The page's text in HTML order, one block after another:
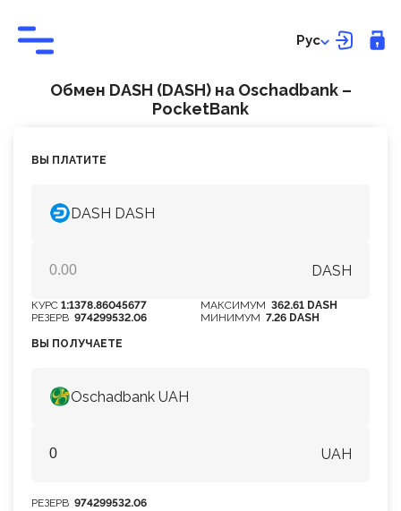
Рус
Обмен DASH (DASH) на Оschadbank –
PocketBank
ВЫ ПЛАТИТЕ
DASH DASH
DASH
РЕЗЕРВ 974299532.06
КУРС 1:1378.86045677
МИНИМУМ 7.26 DASH
МАКСИМУМ 362.61 DASH
ВЫ ПОЛУЧАЕТЕ
Оschadbank UAH
UAH
РЕЗЕРВ 974299532.06